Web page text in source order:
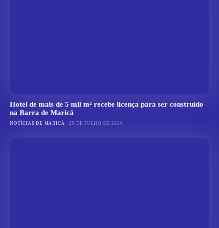
Hotel de mais de 5 mil m² recebe licença para ser construído
na Barra de Maricá
NOTÍCIAS DE MARICÁ 29 DE JULHO DE 2026